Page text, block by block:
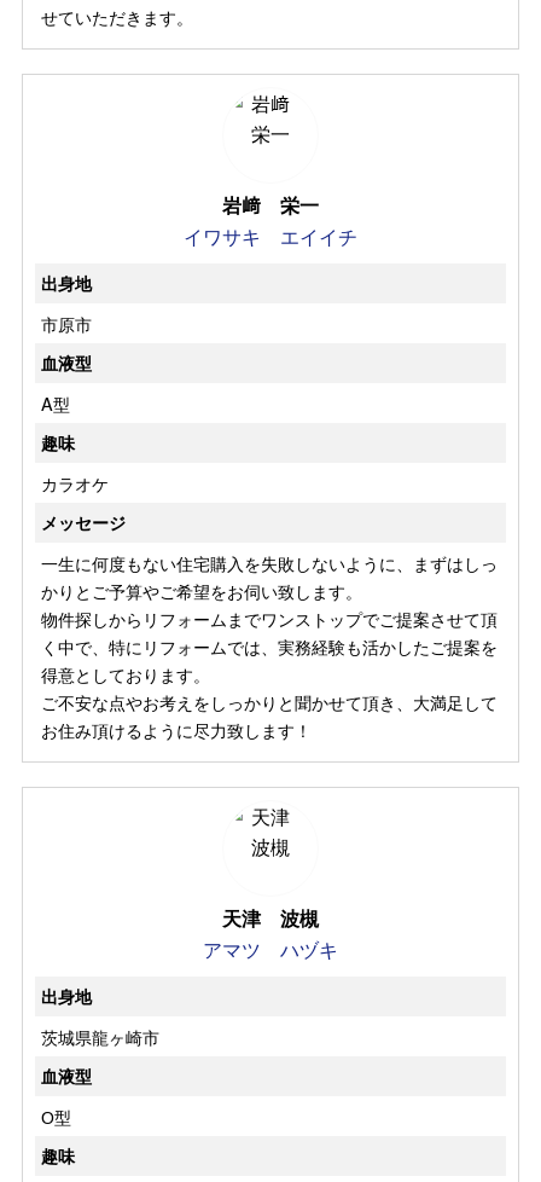
せていただきます。
岩﨑 栄一
イワサキ エイイチ
出身地
市原市
血液型
A型
趣味
カラオケ
メッセージ
一生に何度もない住宅購入を失敗しないように、まずはしっ
かりとご予算やご希望をお伺い致します。
物件探しからリフォームまでワンストップでご提案させて頂
く中で、特にリフォームでは、実務経験も活かしたご提案を
得意としております。
ご不安な点やお考えをしっかりと聞かせて頂き、大満足して
お住み頂けるように尽力致します！
天津 波槻
アマツ ハヅキ
出身地
茨城県龍ヶ崎市
血液型
О型
趣味